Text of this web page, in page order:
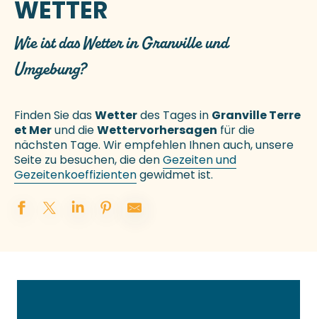
WETTER
Wie ist das Wetter in Granville und
Umgebung?
Finden Sie dasWetterdes Tages in Granville Terre
et Merund dieWettervorhersagen für die
nächsten Tage. Wir empfehlen Ihnen auch, unsere
Seite zu besuchen, die denGezeiten und
Gezeitenkoeffizientengewidmet ist.